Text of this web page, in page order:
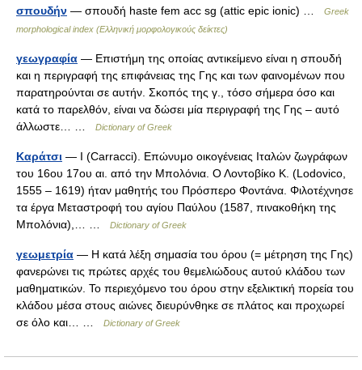
σπουδήν — σπουδή haste fem acc sg (attic epic ionic) …
Greek
morphological index (Ελληνική μορφολογικούς δείκτες)
γεωγραφία — Επιστήμη της οποίας αντικείμενο είναι η σπουδή
και η περιγραφή της επιφάνειας της Γης και των φαινομένων που
παρατηρούνται σε αυτήν. Σκοπός της γ., τόσο σήμερα όσο και
κατά το παρελθόν, είναι να δώσει μία περιγραφή της Γης – αυτό
άλλωστε… …
Dictionary of Greek
Καράτσι — I (Carracci). Επώνυμο οικογένειας Ιταλών ζωγράφων
του 16ου 17ου αι. από την Μπολόνια. Ο Λοντοβίκο Κ. (Lodovico,
1555 – 1619) ήταν μαθητής του Πρόσπερο Φοντάνα. Φιλοτέχνησε
τα έργα Μεταστροφή του αγίου Παύλου (1587, πινακοθήκη της
Μπολόνια),… …
Dictionary of Greek
γεωμετρία — Η κατά λέξη σημασία του όρου (= μέτρηση της Γης)
φανερώνει τις πρώτες αρχές του θεμελιώδους αυτού κλάδου των
μαθηματικών. Το περιεχόμενο του όρου στην εξελικτική πορεία του
κλάδου μέσα στους αιώνες διευρύνθηκε σε πλάτος και προχωρεί
σε όλο και… …
Dictionary of Greek